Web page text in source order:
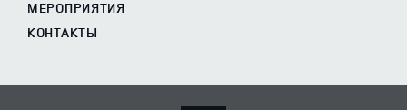
МЕРОПРИЯТИЯ
КОНТАКТЫ